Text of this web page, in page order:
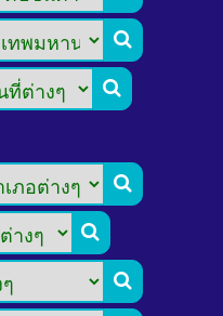




